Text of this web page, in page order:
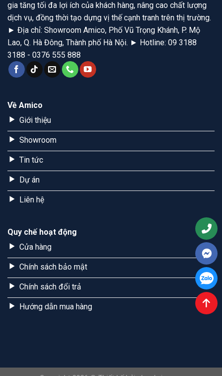
gia tăng tối đa lợi ích của khách hàng, nâng cao chất lượng
dịch vụ, đồng thời tạo dựng vị thế cạnh tranh trên thị trường.
► Địa chỉ: Showroom Amico, Phố Vũ Trọng Khánh, P. Mộ
Lao, Q. Hà Đông, Thành phố Hà Nội. ► Hotline: 09 3188
3188 - 0376 555 888
Về Amico
Giới thiệu
Showroom
Tin tức
Dự án
Liên hệ
Quy chế hoạt động
Cửa hàng
Chính sách bảo mật
Chính sách đổi trả
Hướng dẫn mua hàng